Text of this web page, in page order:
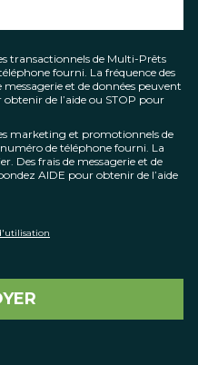
transactionnels de Multi-Prêts
fourni. La fréquence des
et de données peuvent
de l’aide ou STOP pour
marketing et promotionnels de
de téléphone fourni. La
Des frais de messagerie et de
AIDE pour obtenir de l’aide